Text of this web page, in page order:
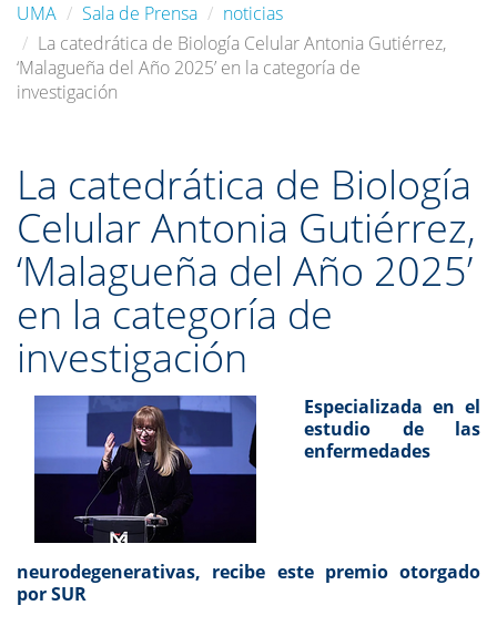
UMA
Sala de Prensa
noticias
La catedrática de Biología Celular Antonia Gutiérrez,
‘Malagueña del Año 2025’ en la categoría de
investigación
La catedrática de Biología
Celular Antonia Gutiérrez,
‘Malagueña del Año 2025’
en la categoría de
investigación
Especializada en el
estudio de las
enfermedades
neurodegenerativas, recibe este premio otorgado
por SUR